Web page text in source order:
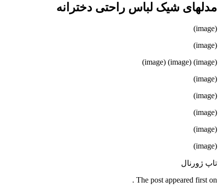
مدلهای شیک لباس راحتی دخترانه
(image)
(image)
(image) (image) (image)
(image)
(image)
(image)
(image)
(image)
تاپ ژورنال
The post appeared first on .